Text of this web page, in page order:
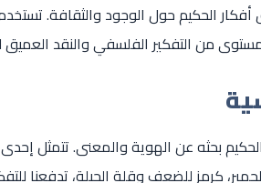
الحكيم حول الوجود والثقافة.
من التفكير الفلسفي والنقد العميق
بحثه عن الهوية والمعنى. تتمثل إحدى
كرمز للضعف وقلة الحيلة، تدفعنا